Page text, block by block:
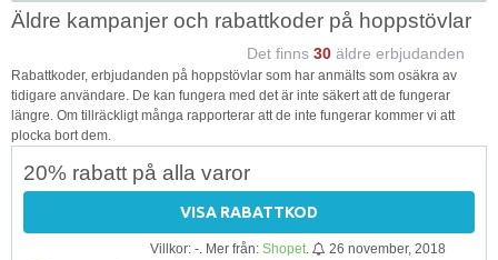
Äldre kampanjer och rabattkoder på hoppstövlar
Det finns 30 äldre erbjudanden
Rabattkoder, erbjudanden på hoppstövlar som har anmälts som osäkra av
tidigare användare. De kan fungera med det är inte säkert att de fungerar
längre. Om tillräckligt många rapporterar att de inte fungerar kommer vi att
plocka bort dem.
20% rabatt på alla varor
VISA RABATTKOD
Villkor: -. Mer från: Shopet 26 november, 2018